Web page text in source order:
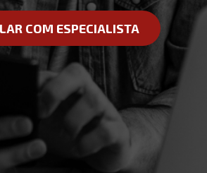
COM ESPECIALISTA